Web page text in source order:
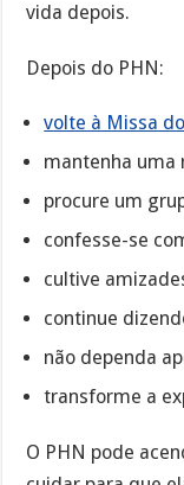
vida depois.
Depois do PHN:
volte à Missa
mantenha uma
procure um
confesse-se
cultive
continue
não dependa
transforme a
O PHN pode